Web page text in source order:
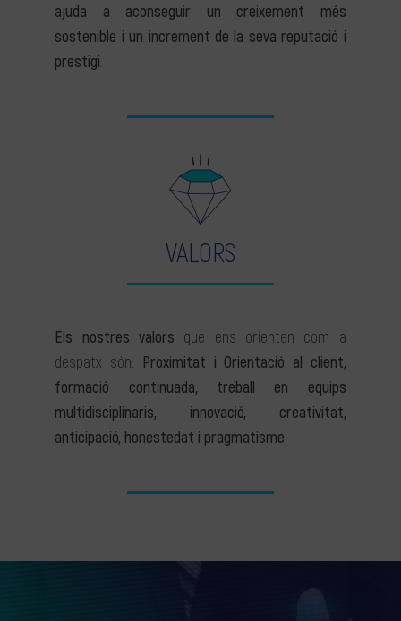
ajuda a aconseguir un creixement més
sostenible i un increment de la seva reputació i
prestigi.
VALORS
Els nostres valors que ens orienten com a
despatx són: Proximitat i Orientació al client,
formació continuada, treball en equips
multidisciplinaris, innovació, creativitat,
anticipació, honestedat i pragmatisme.